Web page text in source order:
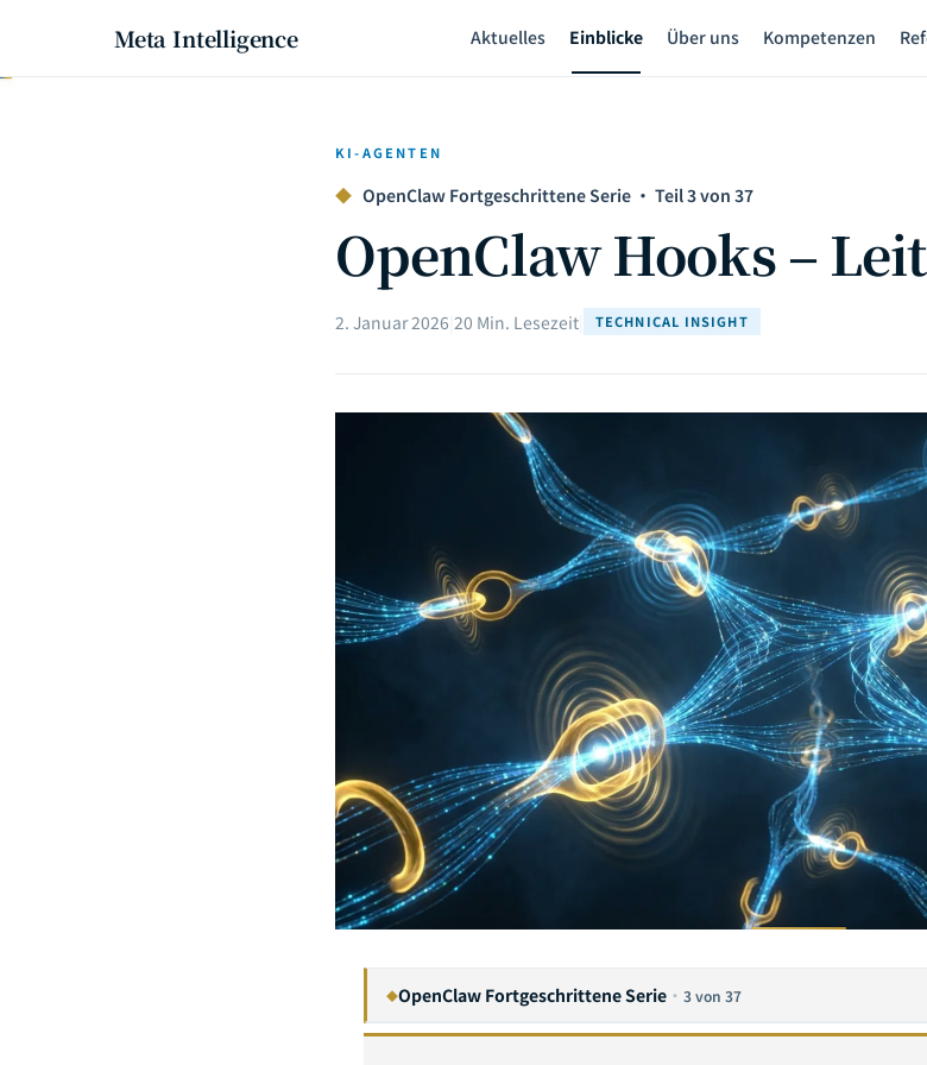
Meta Intelligence Aktuelles Einblicke Über uns Kompetenzen
KI-AGENTEN
◆ OpenClaw Fortgeschrittene Serie · Teil 3 von 37
OpenClaw Hooks –
2. Januar 2026 20 Min. Lesezeit TECHNICAL INSIGHT
◆OpenClaw Fortgeschrittene Serie · 3 von 37